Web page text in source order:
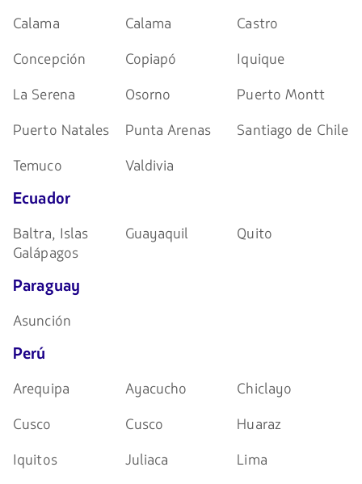
Calama
Calama
Castro
Concepción
Copiapó
Iquique
La Serena
Osorno
Puerto Montt
Puerto Natales
Punta Arenas
Santiago de Chile
Temuco
Valdivia
Ecuador
Baltra, Islas
Galápagos
Guayaquil Quito
Paraguay
Asunción
Perú
Arequipa Ayacucho
Chiclayo
Cusco
Cusco
Huaraz
Iquitos
Juliaca
Lima